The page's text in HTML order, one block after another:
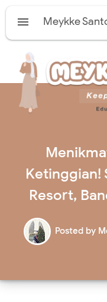
 Meykke
Ketinggian!
Resort,
Posted by